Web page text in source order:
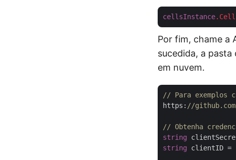
cellsInstance
Por fim, chame a
sucedida, a
em nuvem.
// Para exemplos
https: //
// Obtenha
string
string clientID =